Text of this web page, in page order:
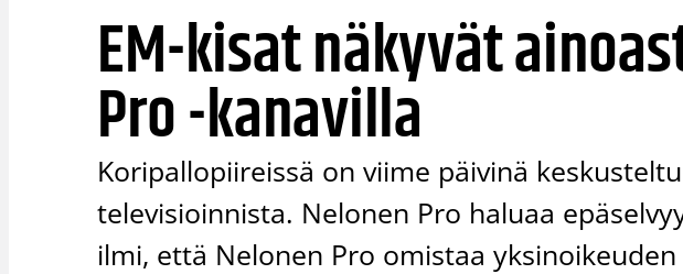
EM-kisat näkyvät
Pro -kanavilla
Koripallopiireissä on viime päivinä
televisioinnista. Nelonen Pro haluaa
ilmi, että Nelonen Pro omistaa